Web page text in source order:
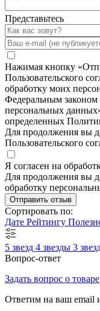
Представьтесь
Нажимая кнопку
Пользовательского
обработку моих
Федеральным
персональных
определенных
Для продолжения вы
Пользовательского
Я согласен на
Для продолжения вы
обработку
Отправить отзыв
Сортировать по:
Дате Рейтингу
5 звезд 4 звезды 3
Вопрос-ответ
Задать вопрос о товаре
Ответим на ваш email